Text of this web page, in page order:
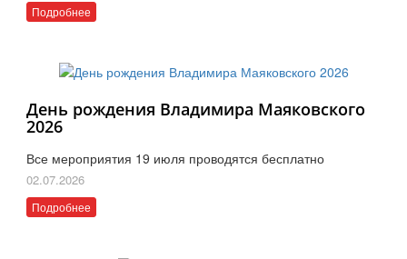
Подробнее
День рождения Владимира Маяковского
2026
Все мероприятия 19 июля проводятся бесплатно
02.07.2026
Подробнее